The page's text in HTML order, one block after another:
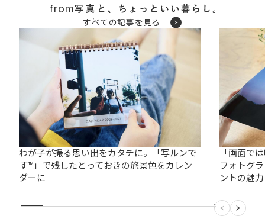
from
すべての記事を見る
わが子が撮る思い出をカタチに。「写ルンで
す™︎」で残したとっておきの旅景色をカレン
ダーに
「画面で
フォトグ
ントの魅力